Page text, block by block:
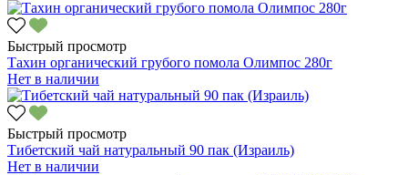
Быстрый просмотр
Тахин органический грубого помола Олимпос 280г
Нет в наличии
Быстрый просмотр
Тибетский чай натуральный 90 пак (Израиль)
Нет в наличии